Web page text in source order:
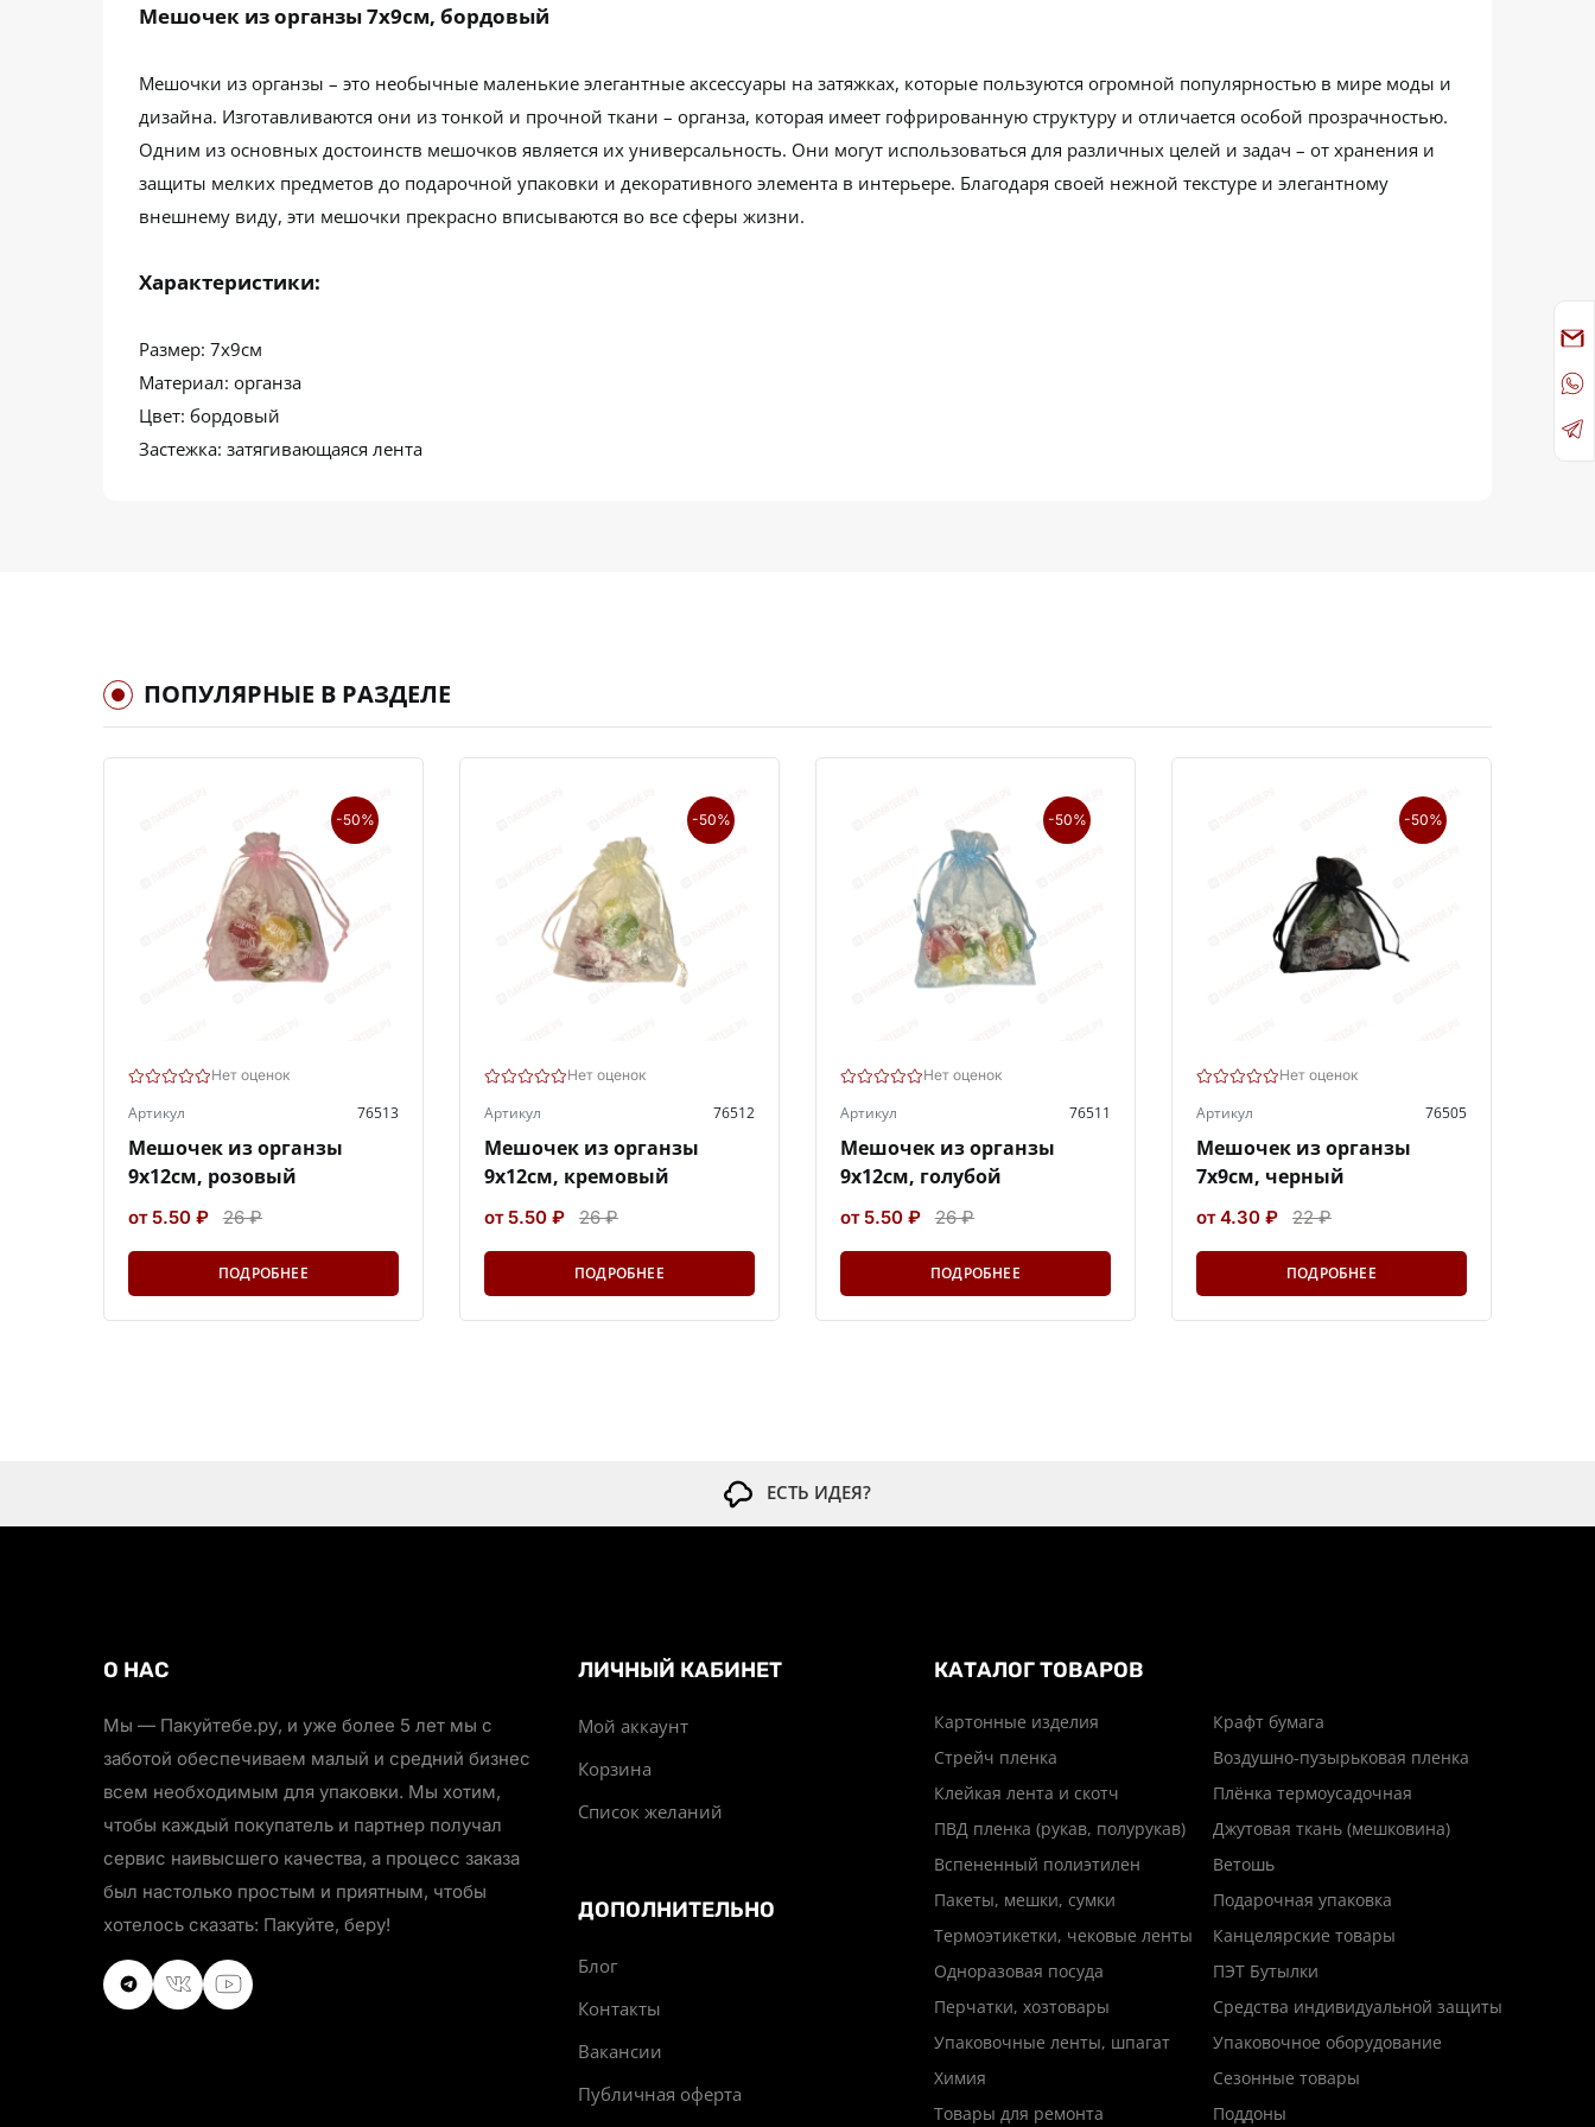
Мешочек из органзы 7х9см, бордовый
Мешочки из органзы – это необычные маленькие элегантные аксессуары на затяжках, которые пользуются огромной популярностью в мире моды и
дизайна. Изготавливаются они из тонкой и прочной ткани – органза, которая имеет гофрированную структуру и отличается особой прозрачностью.
Одним из основных достоинств мешочков является их универсальность. Они могут использоваться для различных целей и задач – от хранения и
защиты мелких предметов до подарочной упаковки и декоративного элемента в интерьере. Благодаря своей нежной текстуре и элегантному
внешнему виду, эти мешочки прекрасно вписываются во все сферы жизни.
Характеристики:
Размер: 7х9см
Материал: органза
Цвет: бордовый
Застежка: затягивающаяся лента
ПОПУЛЯРНЫЕ В РАЗДЕЛЕ
-50%
Нет оценок
Артикул 76513
Мешочек из органзы
9х12см, розовый
от 5.50 ₽ 26 ₽
ПОДРОБНЕЕ
-50%
Нет оценок
Артикул 76512
Мешочек из органзы
9х12см, кремовый
от 5.50 ₽ 26 ₽
ПОДРОБНЕЕ
-50%
Нет оценок
Артикул 76511
Мешочек из органзы
9х12см, голубой
от 5.50 ₽ 26 ₽
ПОДРОБНЕЕ
-50%
Нет оценок
Артикул 76505
Мешочек из органзы
7х9см, черный
от 4.30 ₽ 22 ₽
ПОДРОБНЕЕ
ЕСТЬ ИДЕЯ?
О НАС
Мы — Пакуйтебе.ру, и уже более 5 лет мы с
заботой обеспечиваем малый и средний бизнес
всем необходимым для упаковки. Мы хотим,
чтобы каждый покупатель и партнер получал
сервис наивысшего качества, а процесс заказа
был настолько простым и приятным, чтобы
хотелось сказать: Пакуйте, беру!
VKontakteVKontakteYoutube
ЛИЧНЫЙ КАБИНЕТ
Мой аккаунт
Корзина
Список желаний
ДОПОЛНИТЕЛЬНО
Блог
Контакты
Вакансии
Публичная оферта
КАТАЛОГ ТОВАРОВ
Картонные изделия
Крафт бумага
Стрейч пленка
Воздушно-пузырьковая пленка
Клейкая лента и скотч
Плёнка термоусадочная
ПВД пленка (рукав, полурукав)
Джутовая ткань (мешковина)
Вспененный полиэтилен
Ветошь
Пакеты, мешки, сумки
Подарочная упаковка
Термоэтикетки, чековые ленты
Канцелярские товары
Одноразовая посуда
ПЭТ Бутылки
Перчатки, хозтовары
Средства индивидуальной защиты
Упаковочные ленты, шпагат
Упаковочное оборудование
Химия
Сезонные товары
Товары для ремонта
Поддоны